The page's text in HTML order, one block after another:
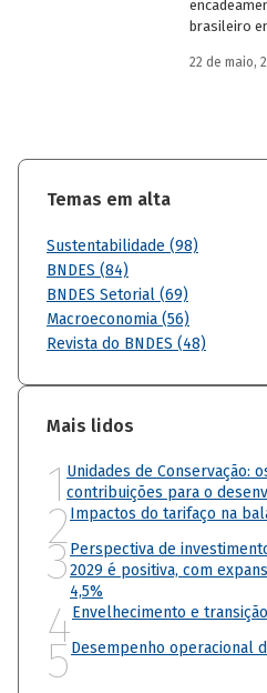
brasileiro
quanto o
22 de maio,
Temas em alta
Sustentabilidade (98)
BNDES (84)
BNDES Setorial (69)
Macroeconomia (56)
Revista do BNDES (48)
Mais lidos
1 Unidades de Conservação:
contribuições para o
2Impactos do tarifaço na
3Perspectiva de
2029 é positiva, com
4,5%
4Envelhecimento e
5 Desempenho operacional